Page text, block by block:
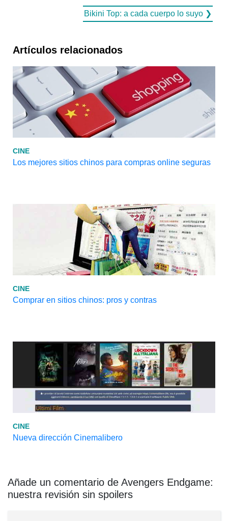
Bikini Top: a cada cuerpo lo suyo ❯
Artículos relacionados
CINE
Los mejores sitios chinos para compras online seguras
CINE
Comprar en sitios chinos: pros y contras
CINE
Nueva dirección Cinemalibero
Añade un comentario de Avengers Endgame:
nuestra revisión sin spoilers